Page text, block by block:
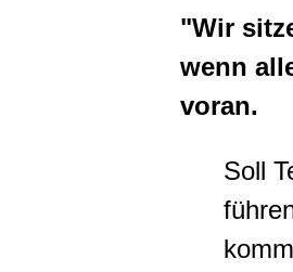
"Wir
wenn
voran.
Soll